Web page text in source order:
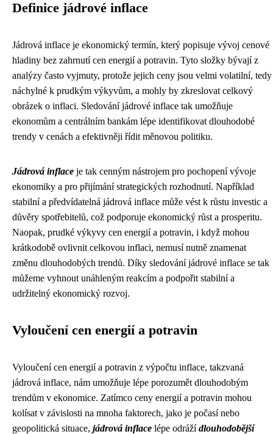
Definice jádrové inflace
Jádrová inflace je ekonomický termín, který popisuje vývoj cenové
hladiny bez zahrnutí cen energií a potravin. Tyto složky bývají z
analýzy často vyjmuty, protože jejich ceny jsou velmi volatilní, tedy
náchylné k prudkým výkyvům, a mohly by zkreslovat celkový
obrázek o inflaci. Sledování jádrové inflace tak umožňuje
ekonomům a centrálním bankám lépe identifikovat dlouhodobé
trendy v cenách a efektivněji řídit měnovou politiku.
Jádrová inflace je tak cenným nástrojem pro pochopení vývoje
ekonomiky a pro přijímání strategických rozhodnutí. Například
stabilní a předvídatelná jádrová inflace může vést k růstu investic a
důvěry spotřebitelů, což podporuje ekonomický růst a prosperitu.
Naopak, prudké výkyvy cen energií a potravin, i když mohou
krátkodobě ovlivnit celkovou inflaci, nemusí nutně znamenat
změnu dlouhodobých trendů. Díky sledování jádrové inflace se tak
můžeme vyhnout unáhleným reakcím a podpořit stabilní a
udržitelný ekonomický rozvoj.
Vyloučení cen energií a potravin
Vyloučení cen energií a potravin z výpočtu inflace, takzvaná
jádrová inflace, nám umožňuje lépe porozumět dlouhodobým
trendům v ekonomice. Zatímco ceny energií a potravin mohou
kolísat v závislosti na mnoha faktorech, jako je počasí nebo
geopolitická situace, jádrová inflace lépe odrážídlouhodobější